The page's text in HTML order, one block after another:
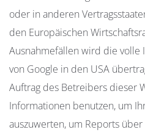
oder in anderen
den Europäischen
Ausnahmefällen wird die volle
von Google in den USA
Auftrag des Betreibers dieser
Informationen benutzen, um
auszuwerten, um Reports